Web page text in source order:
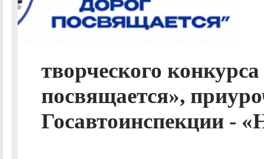
творческого
посвящается»,
Госавтоинспекции -